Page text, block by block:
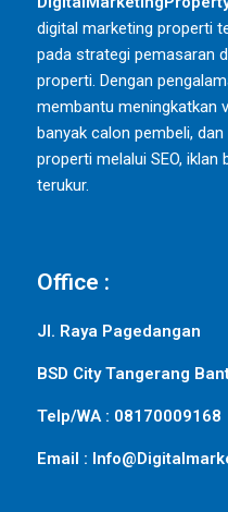
digital marketing properti
pada strategi pemasaran
properti. Dengan
membantu meningkatkan
banyak calon pembeli,
properti melalui SEO,
terukur.
Office :
Jl. Raya Pagedangan
BSD City Tangerang
Telp/WA : 08170009168
Email :